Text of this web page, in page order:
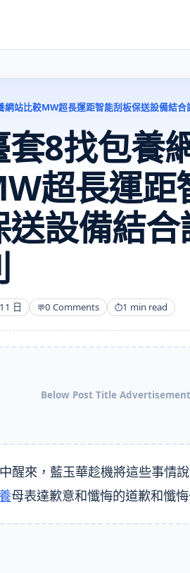
網站比較MW超長運距智能刮板保送設備結合
8找包養
超長運距
設備結合
日 0 Comments 1 min read
Below Post Title Advertisement
醒來，藍玉華趁機將這些事情
母表達歉意和懺悔的道歉和懺